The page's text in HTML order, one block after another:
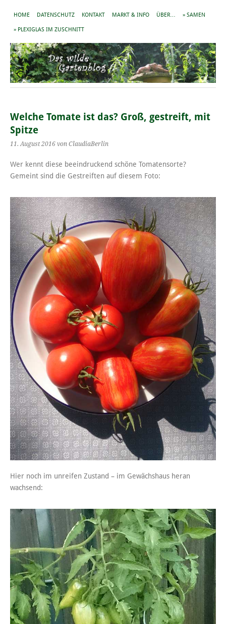
HOME DATENSCHUTZ KONTAKT MARKT & INFO ÜBER… » SAMEN
» PLEXIGLAS IM ZUSCHNITT
Welche Tomate ist das? Groß, gestreift, mit
Spitze
11. August 2016 von ClaudiaBerlin
Wer kennt diese beeindruckend schöne Tomatensorte?
Gemeint sind die Gestreiften auf diesem Foto:
Hier noch im unreifen Zustand – im Gewächshaus heran
wachsend: